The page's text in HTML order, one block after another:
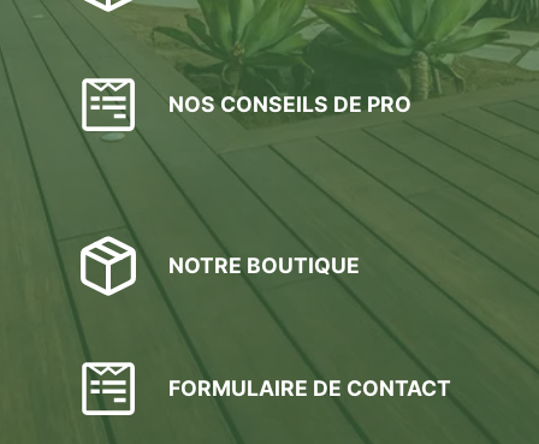
NOS CONSEILS DE PRO
NOTRE BOUTIQUE
FORMULAIRE DE CONTACT